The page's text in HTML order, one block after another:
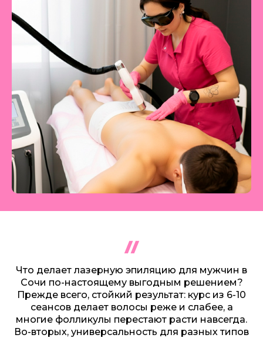
Что делает лазерную эпиляцию для мужчин в
Сочи по-настоящему выгодным решением?
Прежде всего, стойкий результат: курс из 6-10
сеансов делает волосы реже и слабее, а
многие фолликулы перестают расти навсегда.
Во-вторых, универсальность для разных типов